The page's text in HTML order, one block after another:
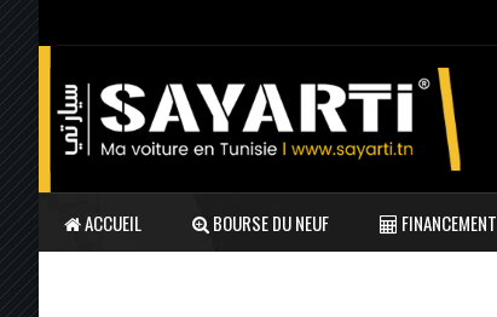
ACCUEIL BOURSE DU NEUF FINANCEMENT